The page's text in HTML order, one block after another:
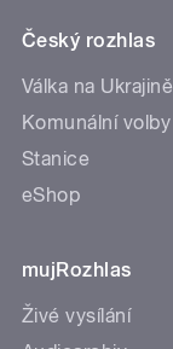
Český rozhlas
Válka na Ukrajině
Komunální volby
Stanice
eShop
mujRozhlas
Živé vysílání